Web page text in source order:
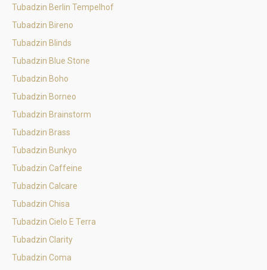
Tubadzin Berlin Tempelhof
Tubadzin Bireno
Tubadzin Blinds
Tubadzin Blue Stone
Tubadzin Boho
Tubadzin Borneo
Tubadzin Brainstorm
Tubadzin Brass
Tubadzin Bunkyo
Tubadzin Caffeine
Tubadzin Calcare
Tubadzin Chisa
Tubadzin Cielo E Terra
Tubadzin Clarity
Tubadzin Coma